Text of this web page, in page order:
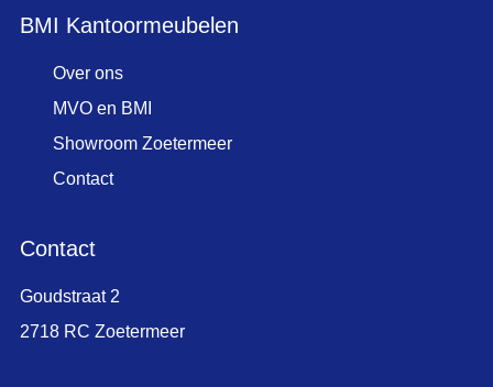
BMI Kantoormeubelen
Over ons
MVO en BMI
Showroom Zoetermeer
Contact
Contact
Goudstraat 2
2718 RC Zoetermeer